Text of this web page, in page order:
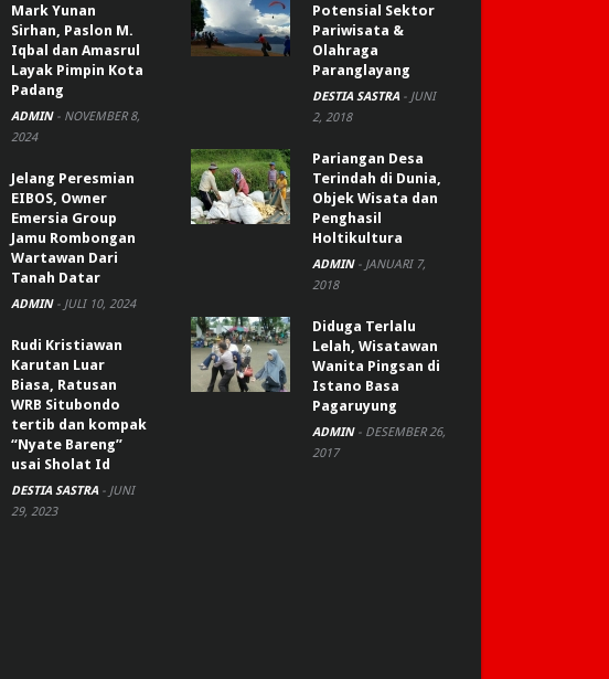
Mark Yunan
Sirhan, Paslon M.
Iqbal dan Amasrul
Layak Pimpin Kota
Padang
ADMIN - NOVEMBER 8,
2024
Jelang Peresmian
EIBOS, Owner
Emersia Group
Jamu Rombongan
Wartawan Dari
Tanah Datar
ADMIN - JULI 10, 2024
Rudi Kristiawan
Karutan Luar
Biasa, Ratusan
WRB Situbondo
tertib dan kompak
“Nyate Bareng”
usai Sholat Id
DESTIA SASTRA - JUNI
29, 2023
Potensial Sektor
Pariwisata &
Olahraga
Paranglayang
DESTIA SASTRA - JUNI
2, 2018
Pariangan Desa
Terindah di Dunia,
Objek Wisata dan
Penghasil
Holtikultura
ADMIN - JANUARI 7,
2018
Diduga Terlalu
Lelah, Wisatawan
Wanita Pingsan di
Istano Basa
Pagaruyung
ADMIN - DESEMBER 26,
2017